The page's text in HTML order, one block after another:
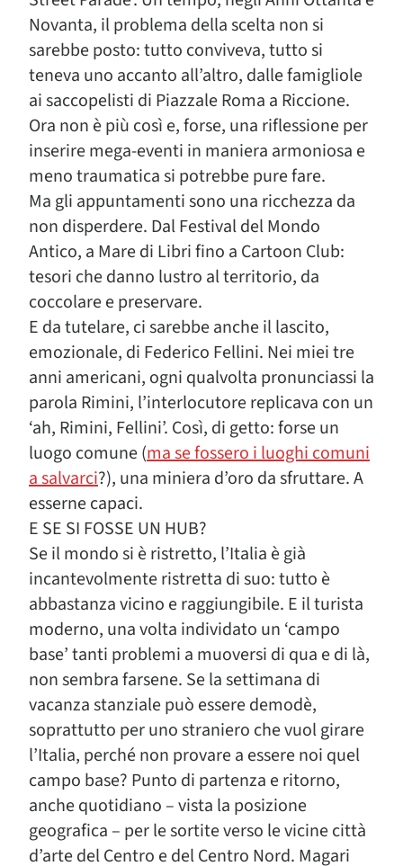
Novanta, il problema della scelta non si
sarebbe posto: tutto conviveva, tutto si
teneva uno accanto all’altro, dalle famigliole
ai saccopelisti di Piazzale Roma a Riccione.
Ora non è più così e, forse, una riflessione per
inserire mega-eventi in maniera armoniosa e
meno traumatica si potrebbe pure fare.
Ma gli appuntamenti sono una ricchezza da
non disperdere. Dal Festival del Mondo
Antico, a Mare di Libri fino a Cartoon Club:
tesori che danno lustro al territorio, da
coccolare e preservare.
E da tutelare, ci sarebbe anche il lascito,
emozionale, di Federico Fellini. Nei miei tre
anni americani, ogni qualvolta pronunciassi la
parola Rimini, l’interlocutore replicava con un
‘ah, Rimini, Fellini’. Così, di getto: forse un
luogo comune (ma se fossero i luoghi comuni
a salvarci?), una miniera d’oro da sfruttare. A
esserne capaci.
E SE SI FOSSE UN HUB?
Se il mondo si è ristretto, l’Italia è già
incantevolmente ristretta di suo: tutto è
abbastanza vicino e raggiungibile. E il turista
moderno, una volta individato un ‘campo
base’ tanti problemi a muoversi di qua e di là,
non sembra farsene. Se la settimana di
vacanza stanziale può essere demodè,
soprattutto per uno straniero che vuol girare
l’Italia, perché non provare a essere noi quel
campo base? Punto di partenza e ritorno,
anche quotidiano – vista la posizione
geografica – per le sortite verso le vicine città
d’arte del Centro e del Centro Nord. Magari